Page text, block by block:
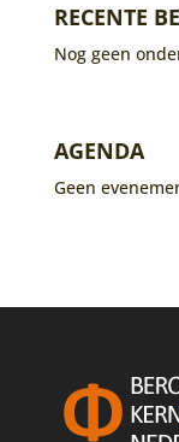
RECENTE
Nog geen
AGENDA
Geen